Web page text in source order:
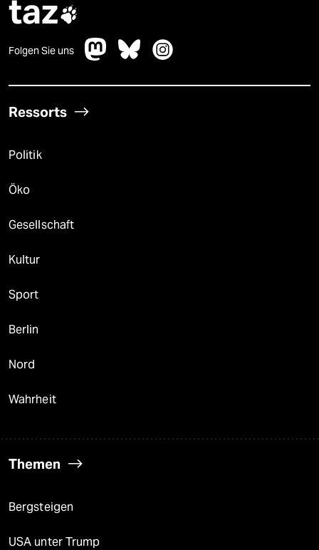
taz
Folgen Sie uns
Ressorts
Politik
Öko
Gesellschaft
Kultur
Sport
Berlin
Nord
Wahrheit
Themen
Bergsteigen
USA unter Trump